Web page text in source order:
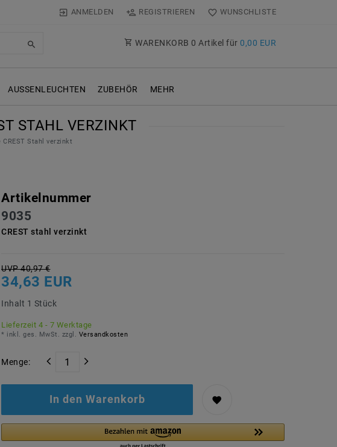
ANMELDEN REGISTRIEREN WUNSCHLISTE
WARENKORB 0 Artikel für 0,00 EUR
AUSSENLEUCHTEN ZUBEHÖR MEHR
STAHL VERZINKT
CREST Stahl verzinkt
Artikelnummer
9035
CREST stahl verzinkt
UVP 40,97 €
34,63 EUR
Inhalt 1 Stück
Lieferzeit 4 - 7 Werktage
* inkl. ges. MwSt. zzgl. Versandkosten
Menge:
In den Warenkorb